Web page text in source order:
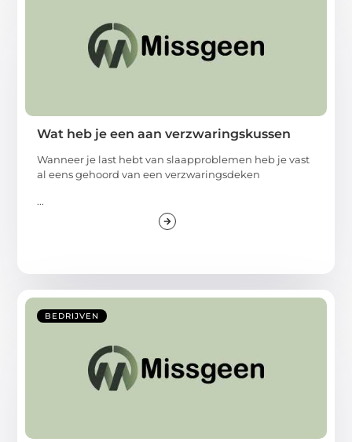
Wat heb je een aan verzwaringskussen
Wanneer je last hebt van slaapproblemen heb je vast
al eens gehoord van een verzwaringsdeken
...
BEDRIJVEN